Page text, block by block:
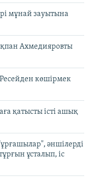
мұнай зауытына
Ахмедияровты
көшірмек
қатысты істі ашық
әншілерді
ұсталып, іс